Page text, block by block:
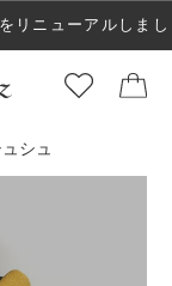
リニューアルしまし
シュ